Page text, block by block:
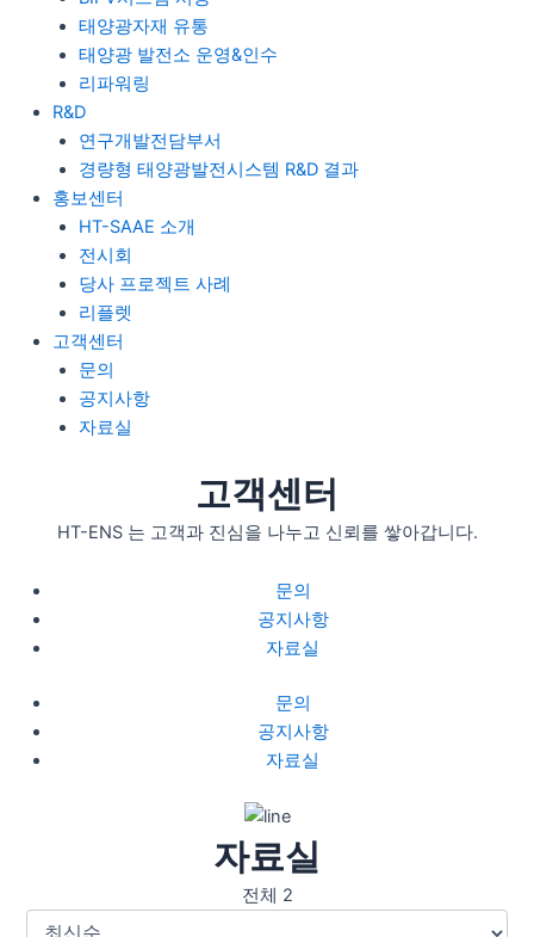
태양광자재 유통
태양광 발전소 운영&인수
리파워링
R&D
연구개발전담부서
경량형 태양광발전시스템 R&D 결과
홍보센터
HT-SAAE 소개
전시회
당사 프로젝트 사례
리플렛
고객센터
문의
공지사항
자료실
고객센터
HT-ENS 는 고객과 진심을 나누고 신뢰를 쌓아갑니다.
문의
공지사항
자료실
문의
공지사항
자료실
자료실
전체 2